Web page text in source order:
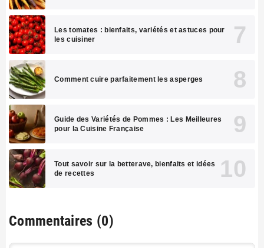
Les tomates : bienfaits, variétés et astuces pour
les cuisiner
Comment cuire parfaitement les asperges
Guide des Variétés de Pommes : Les Meilleures
pour la Cuisine Française
Tout savoir sur la betterave, bienfaits et idées
de recettes
Commentaires (0)